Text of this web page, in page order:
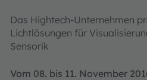
Das Hightech-Unternehmen
Lichtlösungen für
Sensorik
Vom 08. bis 11. November